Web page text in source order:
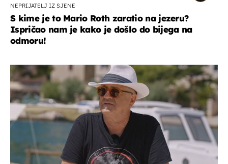
NEPRIJATELJ IZ SJENE
S kime je to Mario Roth zaratio na jezeru?
Ispričao nam je kako je došlo do bijega na
odmoru!